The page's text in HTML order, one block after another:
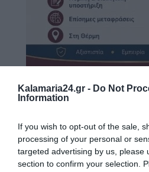
Kalamaria24.gr - Do Not
Information
If you wish to opt-out of the sale,
processing of your personal or
targeted advertising by us, please
section to confirm your selection.